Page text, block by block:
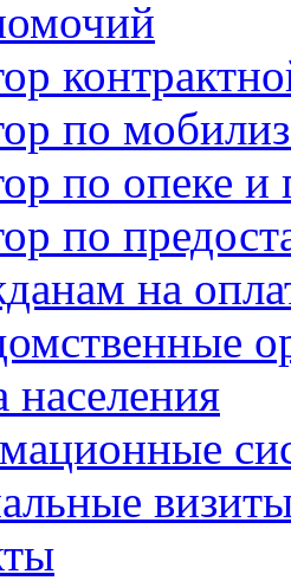
по
по опеке и
по
на
населения